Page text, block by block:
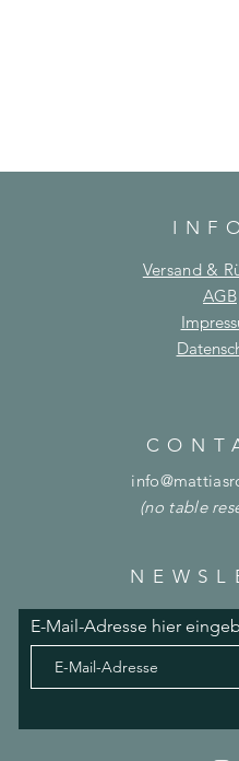
Versand &
AGB
(no table
E-Mail-Adresse hier